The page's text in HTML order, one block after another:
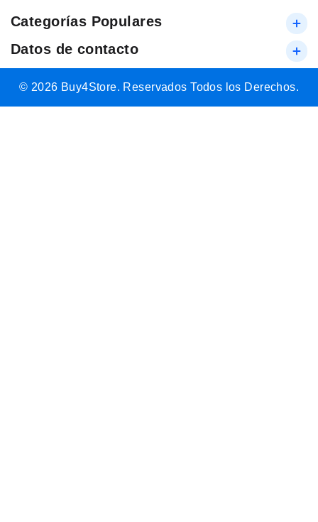
Categorías Populares
Datos de contacto
© 2026 Buy4Store. Reservados Todos los Derechos.